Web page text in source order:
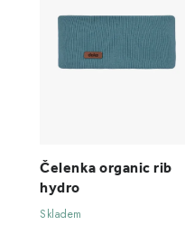
Čelenka organic rib
hydro
Skladem